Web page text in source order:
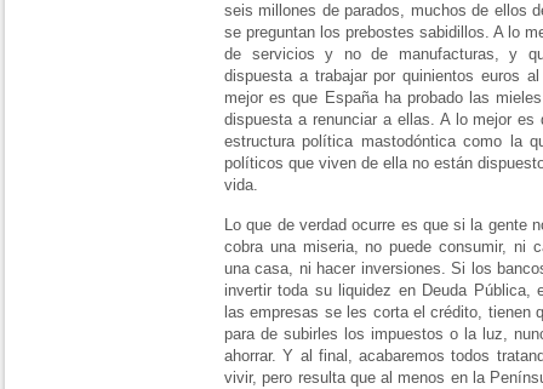
seis millones de parados, muchos de ellos
se preguntan los prebostes sabidillos. A lo
de servicios y no de manufacturas, y
dispuesta a trabajar por quinientos euros
mejor es que España ha probado las
dispuesta a renunciar a ellas. A lo mejor es
estructura política mastodóntica como la
políticos que viven de ella no están
vida.
Lo que de verdad ocurre es que si la gente
cobra una miseria, no puede consumir, ni
una casa, ni hacer inversiones. Si los
invertir toda su liquidez en Deuda
las empresas se les corta el crédito, tienen
para de subirles los impuestos o la luz,
ahorrar. Y al final, acabaremos todos
vivir, pero resulta que al menos en la